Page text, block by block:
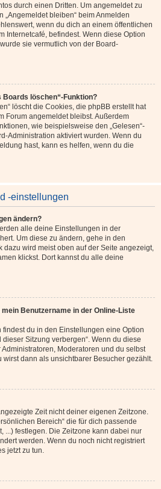
durch einen Dritten. Um angemeldet zu
„Angemeldet bleiben“ beim Anmelden
wenn du dich an einem öffentlichen
Internetcafé, befindest. Wenn diese Option
sie vermutlich von der Board-
Boards löschen“-Funktion?
löscht die Cookies, die phpBB erstellt hat
Forum angemeldet bleibst. Außerdem
wie beispielsweise den „Gelesen“-
Administration aktiviert wurden. Wenn du
hast, kann es helfen, wenn du die
-einstellungen
ändern?
alle deine Einstellungen in der
Um diese zu ändern, gehe in den
dazu wird meist oben auf der Seite angezeigt,
klickst. Dort kannst du alle deine
Benutzername in der Online-Liste
findest du in den Einstellungen eine Option
Sitzung verbergen“. Wenn du diese
Moderatoren und du selbst
dann als unsichtbarer Besucher gezählt.
Zeit nicht deiner eigenen Zeitzone.
Bereich“ die für dich passende
...) festlegen. Die Zeitzone kann dabei nur
werden. Wenn du noch nicht registriert
jetzt zu tun.